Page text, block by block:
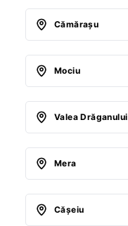
Cămăraşu
Mociu
Valea Drăganului
Mera
Căşeiu